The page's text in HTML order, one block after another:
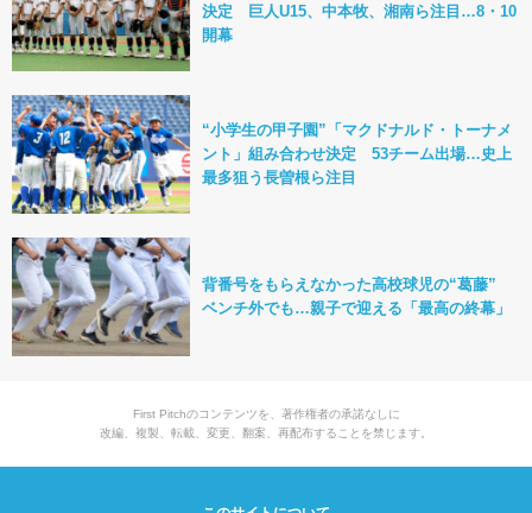
決定 巨人U15、中本牧、湘南ら注目…8・10
開幕
“小学生の甲子園”「マクドナルド・トーナメ
ント」組み合わせ決定 53チーム出場…史上
最多狙う長曽根ら注目
背番号をもらえなかった高校球児の“葛藤”
ベンチ外でも…親子で迎える「最高の終幕」
First Pitchのコンテンツを、著作権者の承諾なしに
改編、複製、転載、変更、翻案、再配布することを禁じます。